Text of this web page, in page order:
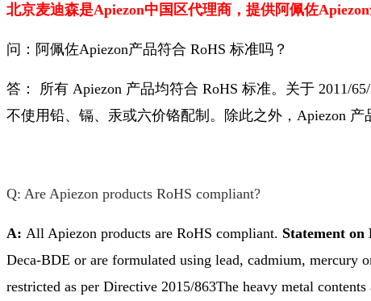
北京麦迪森是Apiezon中国区代理商，提供阿佩佐
问：阿佩佐Apiezon产品符合 RoHS 标准吗？
答： 所有 Apiezon 产品均符合 RoHS 标准。关于 2011/
不使用铅、镉、汞或六价铬配制。 除此之外，Apiezon 产
Q: Are Apiezon products RoHS compliant?
A: All Apiezon products are RoHS compliant. Statement on
Deca-BDE or are formulated using lead, cadmium, mercury
restricted as per Directive 2015/863The heavy metal